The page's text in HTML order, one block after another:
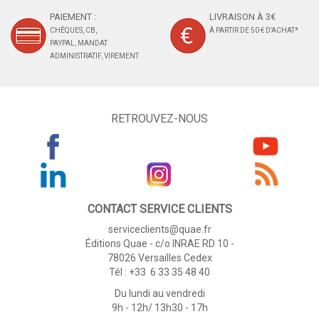
PAIEMENT :
CHÈQUES, CB,
PAYPAL, MANDAT
ADMINISTRATIF, VIREMENT
LIVRAISON À 3€
À PARTIR DE 50 € D'ACHAT*
RETROUVEZ-NOUS
CONTACT SERVICE CLIENTS
serviceclients@quae.fr
Éditions Quae - c/o INRAE RD 10 -
78026 Versailles Cedex
Tél : +33 6 33 35 48 40
Du lundi au vendredi
9h - 12h/ 13h30 - 17h